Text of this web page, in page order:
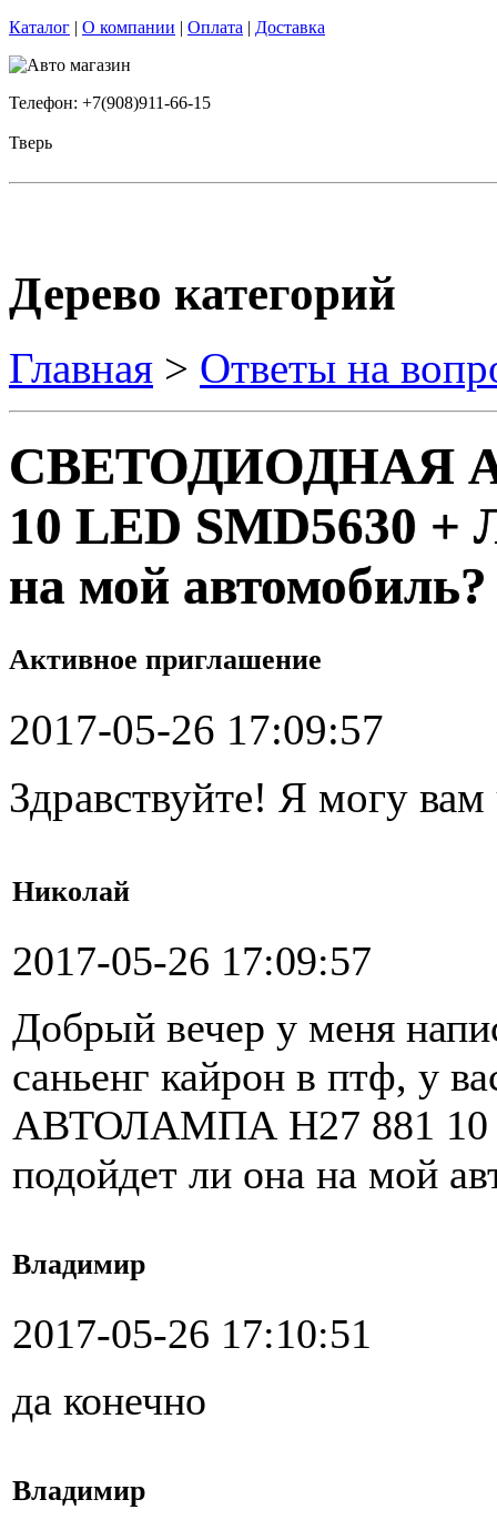
Каталог | О компании | Оплата | Доставка
Телефон: +7(908)911-66-15
Тверь
Дерево категорий
Главная > Ответы на
СВЕТОДИОДНАЯ
10 LED SMD5630
на мой автомобиль?
Активное приглашение
2017-05-26 17:09:57
Здравствуйте! Я могу
Николай
2017-05-26 17:09:57
Добрый вечер у меня
саньенг кайрон в птф,
АВТОЛАМПА H27 881 10
подойдет ли она на мой
Владимир
2017-05-26 17:10:51
да конечно
Владимир